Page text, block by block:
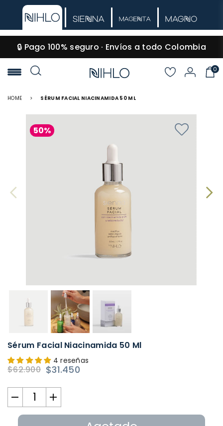
🔒 Pago 100% seguro · Envíos a todo Colombia
NIHLO
0
HOME > SÉRUM FACIAL NIACINAMIDA 50 ML
50%
Sérum Facial Niacinamida 50 Ml
4 reseñas
Precio
habitual
$62.900 $31.450